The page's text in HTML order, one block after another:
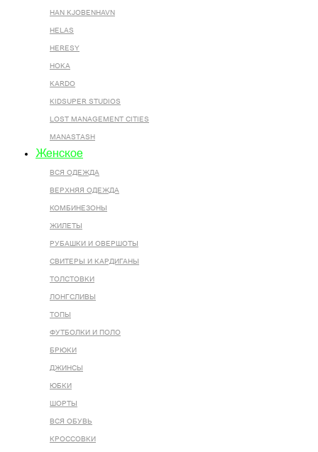
HAN KJOBENHAVN
HELAS
HERESY
HOKA
KARDO
KIDSUPER STUDIOS
LOST MANAGEMENT CITIES
MANASTASH
Женское
ВСЯ ОДЕЖДА
ВЕРХНЯЯ ОДЕЖДА
КОМБИНЕЗОНЫ
ЖИЛЕТЫ
РУБАШКИ И ОВЕРШОТЫ
СВИТЕРЫ И КАРДИГАНЫ
ТОЛСТОВКИ
ЛОНГСЛИВЫ
ТОПЫ
ФУТБОЛКИ И ПОЛО
БРЮКИ
ДЖИНСЫ
ЮБКИ
ШОРТЫ
ВСЯ ОБУВЬ
КРОССОВКИ